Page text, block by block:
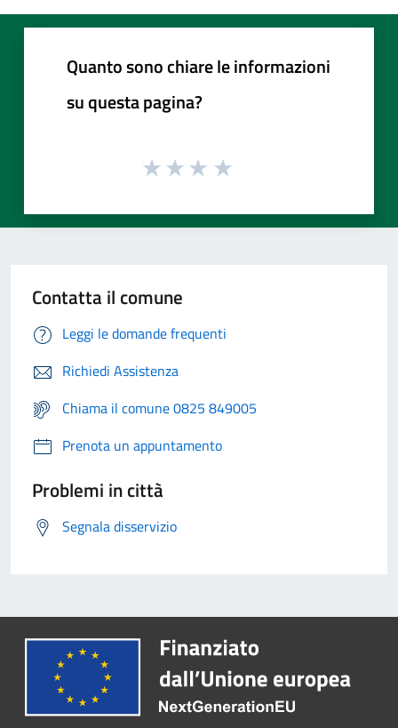
Quanto sono chiare le informazioni
su questa pagina?
Contatta il comune
Leggi le domande frequenti
Richiedi Assistenza
Chiama il comune 0825 849005
Prenota un appuntamento
Problemi in città
Segnala disservizio